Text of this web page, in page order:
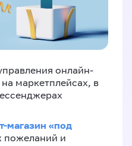
онлайн-
на маркетплейсах, в
магазин «‎под
пожеланий и